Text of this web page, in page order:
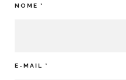
NOME *
E-MAIL *